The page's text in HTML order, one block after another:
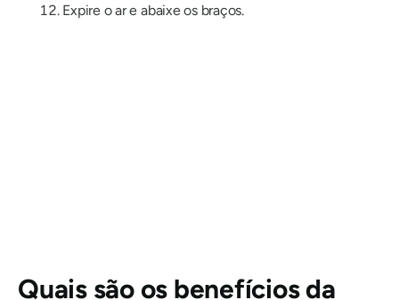
Expire o ar e abaixe os braços.
Quais são os benefícios da